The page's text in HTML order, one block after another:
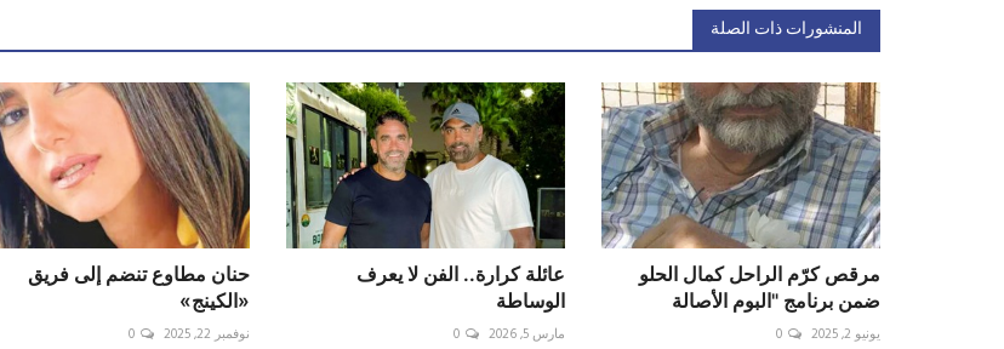
المنشورات ذات الصلة
مرقص كرّم الراحل كمال الحلو
ضمن برنامج "البوم الأصالة
يونيو 2, 2025 0
عائلة كرارة.. الفن لا يعرف
الوساطة
مارس 5, 2026 0
حنان مطاوع تنضم إلى فريق
«الكينج»
نوفمبر 22, 2025 0